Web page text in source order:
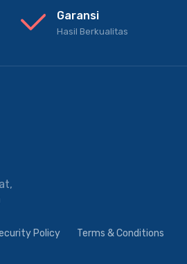
Garansi
Hasil Berkualitas
Policy Terms & Conditions